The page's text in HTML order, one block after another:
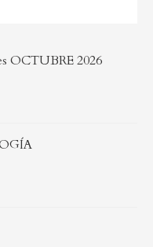
OCTUBRE 2026